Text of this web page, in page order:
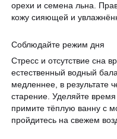
орехи и семена льна.
кожу сияющей и
Соблюдайте режим дня
Стресс и отсутствие сна
естественный водный
медленнее, в результате
старение. Уделяйте
примите тёплую ванну с
пройдитесь на свежем